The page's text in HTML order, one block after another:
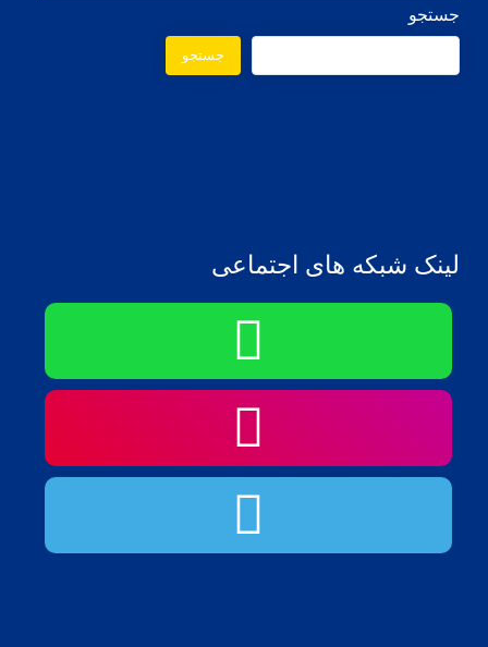
جستجو
جستجو
لینک شبکه های اجتماعی